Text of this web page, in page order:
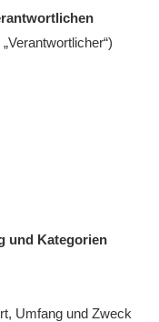
und Kategorien
Umfang und Zweck